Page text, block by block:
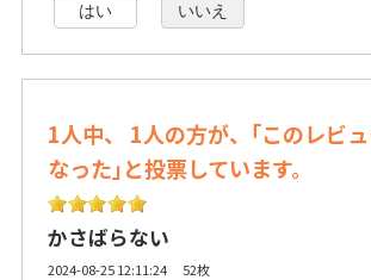
はい いいえ
1人中、 1人の方が、｢このレビ
なった｣と投票しています。
かさばらない
2024-08-25 12:11:24 52枚